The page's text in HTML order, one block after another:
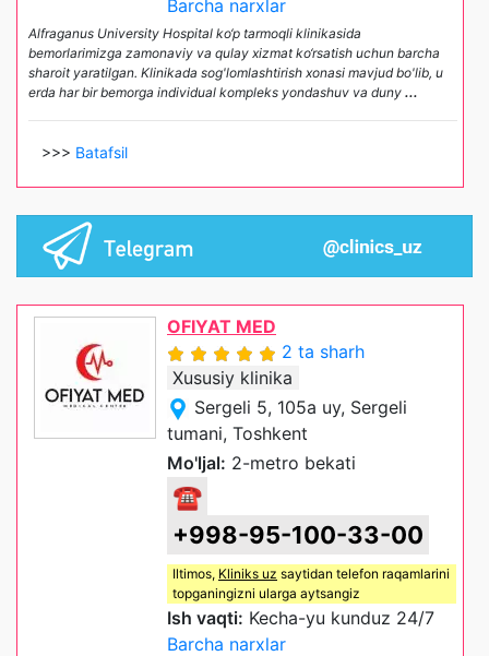
Barcha narxlar
Alfraganus University Hospital ko‘p tarmoqli klinikasida
bemorlarimizga zamonaviy va qulay xizmat ko‘rsatish uchun barcha
sharoit yaratilgan. Klinikada sog'lomlashtirish xonasi mavjud bo'lib, u
erda har bir bemorga individual kompleks yondashuv va duny ...
>>> Batafsil
OFIYAT MED
2 ta sharh
Xususiy klinika
Sergeli 5, 105a uy, Sergeli
tumani, Toshkent
Mo'ljal: 2-metro bekati
☎
+998-95-100-33-00
Iltimos, Kliniks uz saytidan telefon raqamlarini
topganingizni ularga aytsangiz
Ish vaqti: Kecha-yu kunduz 24/7
Barcha narxlar